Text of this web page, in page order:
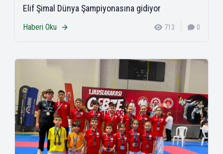
Elif Şimal Dünya Şampiyonasına gidiyor
Haberi Oku 713 0